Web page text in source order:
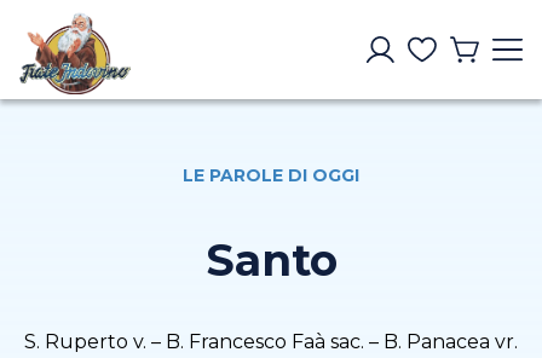
LE PAROLE DI OGGI
Santo
S. Ruperto v. – B. Francesco Faà sac. – B. Panacea vr.